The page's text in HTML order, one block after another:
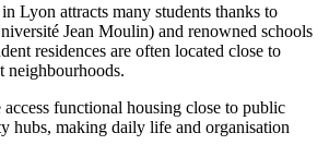
Lyon attracts many students thanks to
Jean Moulin) and renowned schools
residences are often located close to
neighbourhoods.
access functional housing close to public
hubs, making daily life and organisation